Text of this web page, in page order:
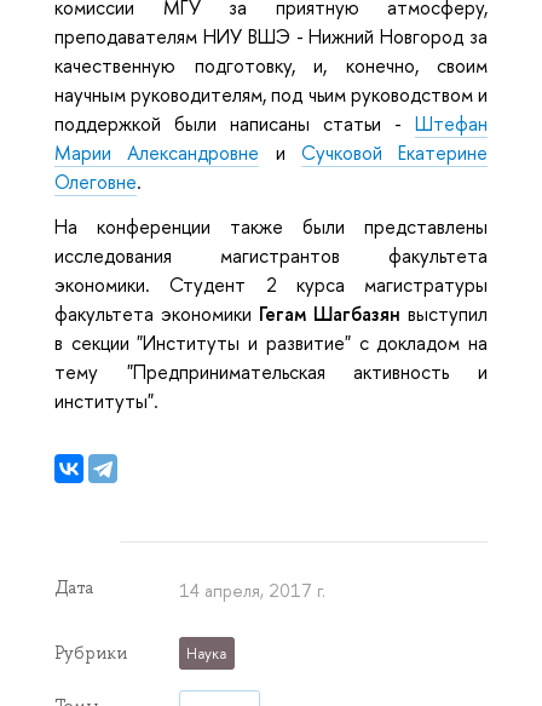
комиссии МГУ за приятную атмосферу,
преподавателям НИУ ВШЭ - Нижний Новгород за
качественную подготовку, и, конечно, своим
научным руководителям, под чьим руководством и
поддержкой были написаны статьи - Штефан
Марии Александровне и Сучковой Екатерине
Олеговне.
На конференции также были представлены
исследования магистрантов факультета
экономики. Студент 2 курса магистратуры
факультета экономики Гегам Шагбазян выступил
в секции "Институты и развитие" с докладом на
тему "Предпринимательская активность и
институты".
Дата 14 апреля, 2017 г.
Рубрики Наука